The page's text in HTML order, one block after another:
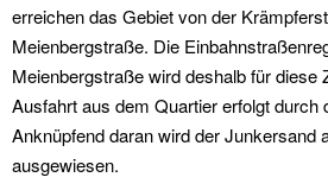
erreichen das Gebiet von der
Meienbergstraße. Die
Meienbergstraße wird deshalb für diese
Ausfahrt aus dem Quartier erfolgt durch
Anknüpfend daran wird der Junkersand
ausgewiesen.